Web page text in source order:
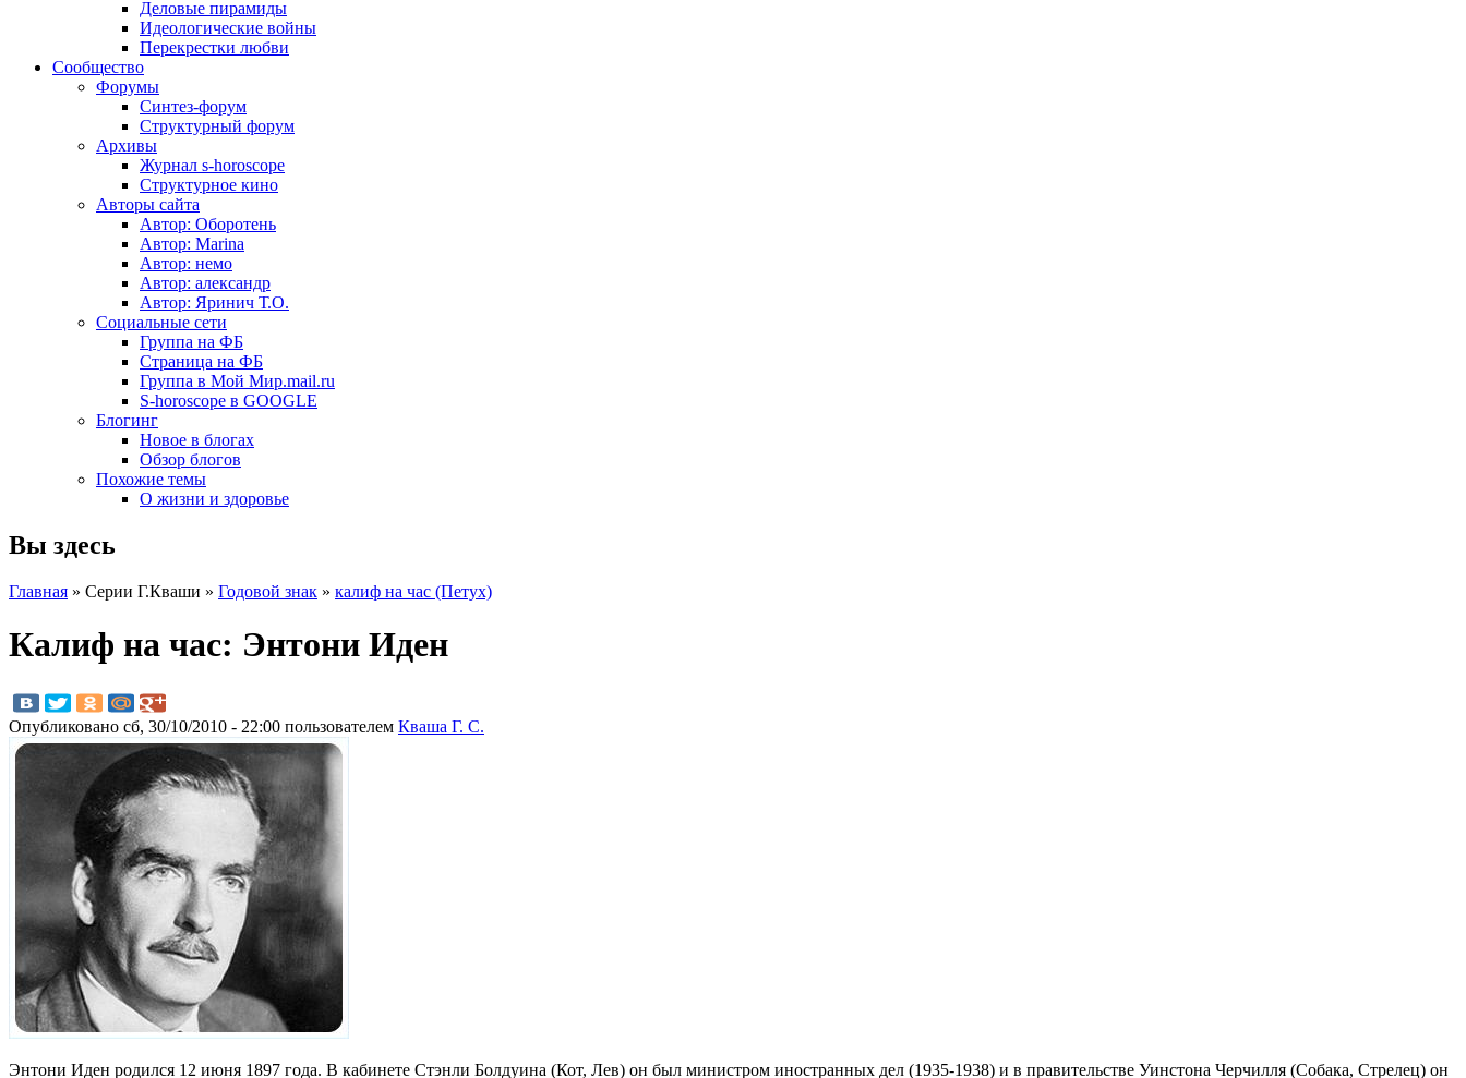
Деловые пирамиды
Идеологические войны
Перекрестки любви
Сообщество
Форумы
Синтез-форум
Структурный форум
Архивы
Журнал s-horoscope
Структурное кино
Авторы сайта
Автор: Оборотень
Автор: Marina
Автор: немo
Автор: александр
Автор: Яринич Т.О.
Социальные сети
Группа на ФБ
Страница на ФБ
Группа в Мой Мир.mail.ru
S-horoscope в GOOGLE
Блогинг
Новое в блогах
Обзор блогов
Похожие темы
О жизни и здоровье
Вы здесь
Главная » Серии Г.Кваши » Годовой знак » калиф на час (Петух)
Калиф на час: Энтони Иден
Опубликовано сб, 30/10/2010 - 22:00 пользователем Кваша Г. С.
Энтони Иден родился 12 июня 1897 года. В кабинете Стэнли Болдуина (Кот, Лев) он был министром иностранных дел (1935-1938) и в правительстве Уинстона Черчилля (Собака, Стрелец) он